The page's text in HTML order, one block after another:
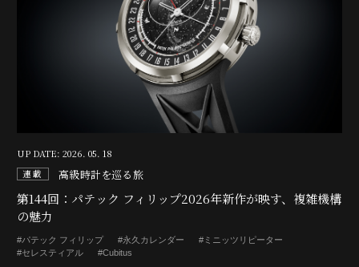
UP DATE: 2026. 05. 18
連載 高級時計を巡る旅
第144回：パテック フィリップ2026年新作が映す、複雑機構
の魅力
#パテック フィリップ #永久カレンダー
#ミニッツリピーター
#セレスティアル
#Cubitus